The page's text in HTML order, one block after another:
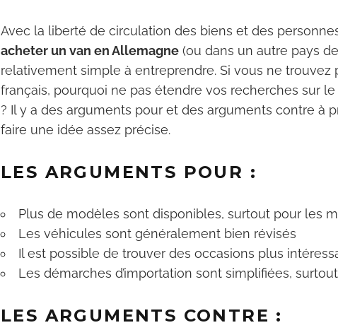
Avec la liberté de circulation des biens et des
acheter un van en Allemagne (ou dans un autre pays de
relativement simple à entreprendre. Si vous ne
français, pourquoi ne pas étendre vos recherches sur
? Il y a des arguments pour et des arguments contre à
faire une idée assez précise.
LES ARGUMENTS POUR :
Plus de modèles sont disponibles, surtout pour les
Les véhicules sont généralement bien révisés
Il est possible de trouver des occasions plus
Les démarches d’importation sont simplifiées,
LES ARGUMENTS CONTRE :
sur les routes
vie en étant
Je le veux !